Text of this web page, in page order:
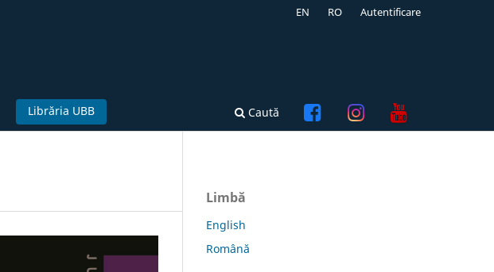
Librăria UBB Caută
EN RO Autentificare
Limbă
English
Română